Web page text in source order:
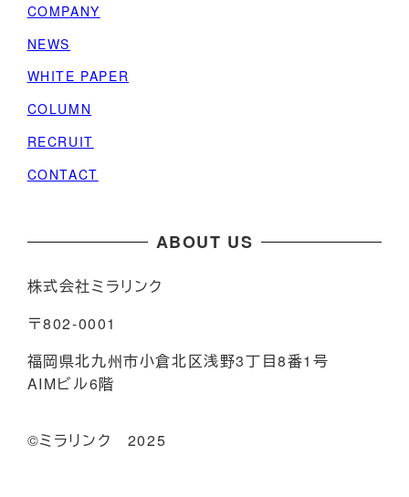
COMPANY
NEWS
WHITE PAPER
COLUMN
RECRUIT
CONTACT
ABOUT US
株式会社ミラリンク
〒802-0001
福岡県北九州市小倉北区浅野3丁目8番1号
AIMビル6階
©️ミラリンク 2025